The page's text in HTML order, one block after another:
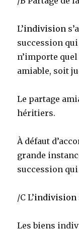
L’indivision
succession
n’importe
amiable, soit
Le partage
héritiers.
À défaut
grande
succession
/C L’indivision
Les biens